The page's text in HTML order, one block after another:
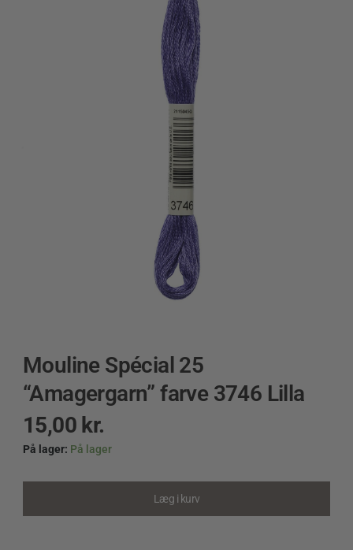
Mouline Spécial 25
“Amagergarn” farve 3746 Lilla
15,00 kr.
På lager: På lager
Mouline
Læg i kurv